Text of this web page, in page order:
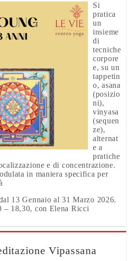
Si
pratica
un
insieme
di
tecniche
corpore
e, su un
tappetin
o, asana
(posizio
ni),
vinyasa
(sequen
ze),
alternat
e a
pratiche
e di concentrazione.
in maniera specifica per
13 Gennaio al 31 Marzo 2026.
– 18,30, con Elena Ricci
Vipassana